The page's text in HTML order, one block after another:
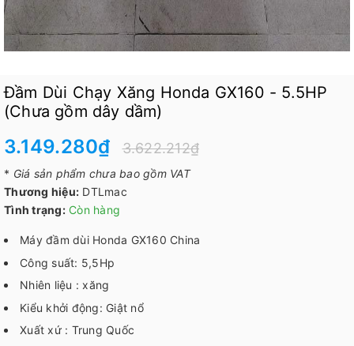
Đầm Dùi Chạy Xăng Honda GX160 - 5.5HP
(Chưa gồm dây dầm)
3.149.280₫ 3.622.212₫
* Giá sản phẩm chưa bao gồm VAT
Thương hiệu: DTLmac
Tình trạng: Còn hàng
Máy đầm dùi Honda GX160 China
Công suất: 5,5Hp
Nhiên liệu : xăng
Kiểu khởi động: Giật nổ
Xuất xứ : Trung Quốc